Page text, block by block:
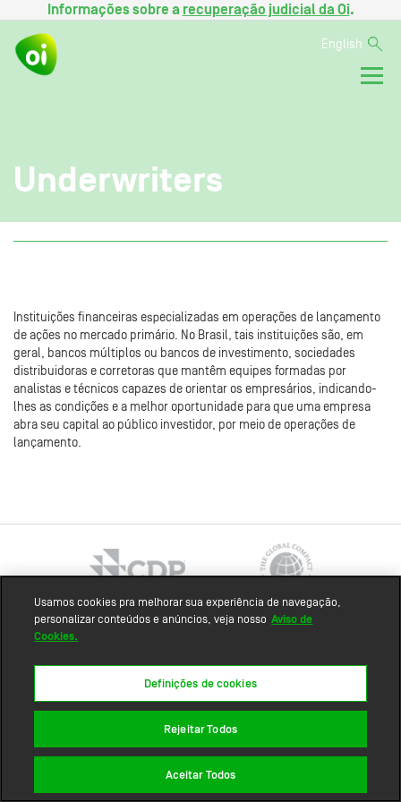
Informações sobre a recuperação judicial da Oi.
English
Underwriters
Instituições financeiras especializadas em operações de lançamento
de ações no mercado primário. No Brasil, tais instituições são, em
geral, bancos múltiplos ou bancos de investimento, sociedades
distribuidoras e corretoras que mantêm equipes formadas por
analistas e técnicos capazes de orientar os empresários, indicando-
lhes as condições e a melhor oportunidade para que uma empresa
abra seu capital ao público investidor, por meio de operações de
lançamento.
Usamos cookies pra melhorar sua experiência de navegação,
personalizar conteúdos e anúncios, veja nosso Aviso de
Cookies.
Definições de cookies
Rejeitar Todos
Aceitar Todos